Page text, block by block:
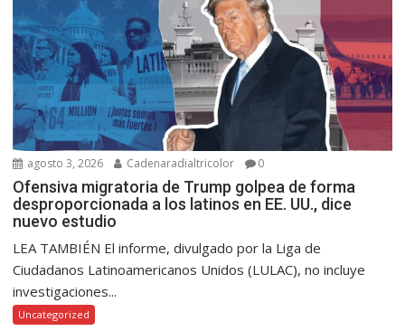
agosto 3, 2026 Cadenaradialtricolor 0
Ofensiva migratoria de Trump golpea de forma
desproporcionada a los latinos en EE. UU., dice
nuevo estudio
LEA TAMBIÉN El informe, divulgado por la Liga de
Ciudadanos Latinoamericanos Unidos (LULAC), no incluye
investigaciones...
Uncategorized